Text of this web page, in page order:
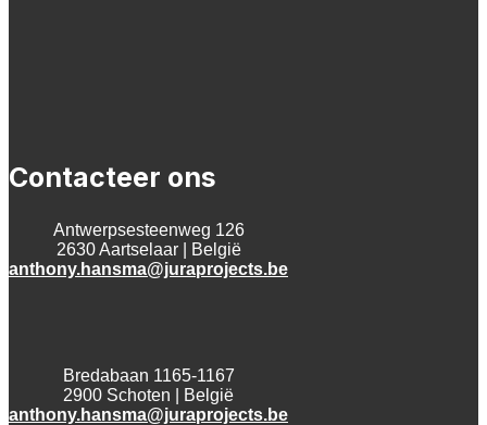
Contacteer ons
Antwerpsesteenweg 126
2630 Aartselaar | België
anthony.hansma@juraprojects.be
Bredabaan 1165-1167
2900 Schoten | België
anthony.hansma@juraprojects.be